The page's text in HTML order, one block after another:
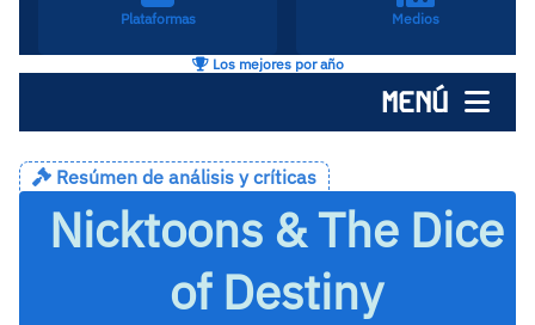
Plataformas Medios
Los mejores por año
MENÚ
Resúmen de análisis y críticas
Nicktoons & The Dice
of Destiny